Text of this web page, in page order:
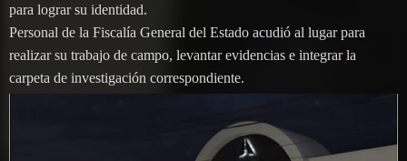
para lograr su identidad.
Personal de la Fiscalía General del Estado acudió al lugar para
realizar su trabajo de campo, levantar evidencias e integrar la
carpeta de investigación correspondiente.